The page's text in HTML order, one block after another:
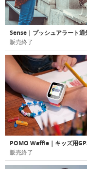
販売終了
販売終了